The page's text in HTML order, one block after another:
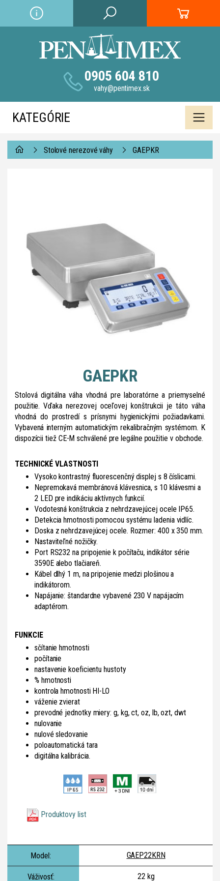
0905 604 810
vahy@pentimex.sk
KATEGÓRIE
Stolové nerezové váhy GAEPKR
GAEPKR
Stolová digitálna váha vhodná pre laboratórne a priemyselné
použitie. Vďaka nerezovej oceľovej konštrukcii je táto váha
vhodná do prostredí s prísnymi hygienickými požiadavkami.
Vybavená interným automatickým rekalibračným systémom. K
dispozícii tiež CE-M schválené pre legálne použitie v obchode.
TECHNICKÉ VLASTNOSTI
Vysoko kontrastný fluorescenčný displej s 8 číslicami.
Nepremokavá membránová klávesnica, s 10 klávesmi a
2 LED pre indikáciu aktívnych funkcií.
Vodotesná konštrukcia z nehrdzavejúcej ocele IP65.
Detekcia hmotnosti pomocou systému ladenia vidlíc.
Doska z nehrdzavejúcej ocele. Rozmer: 400 x 350 mm.
Nastaviteľné nožičky.
Port RS232 na pripojenie k počítaču, indikátor série
3590E alebo tlačiareň.
Kábel dlhý 1 m, na pripojenie medzi plošinou a
indikátorom.
Napájanie: štandardne vybavené 230 V napájacím
adaptérom.
FUNKCIE
sčítanie hmotnosti
počítanie
nastavenie koeficientu hustoty
% hmotnosti
kontrola hmotnosti HI-LO
váženie zvierat
prevodné jednotky miery: g, kg, ct, oz, lb, ozt, dwt
nulovanie
nulové sledovanie
poloautomatická tara
digitálna kalibrácia.
Produktovy list
GAEP22KRN
22 kg